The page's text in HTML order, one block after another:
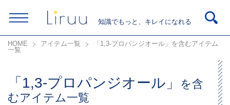
知識でもっと、キレイになれる
HOME アイテム一覧
「1,3-プロパンジオール」を含むアイテム
一覧
「1,3-プロパンジオール」
を含
むアイテム一覧